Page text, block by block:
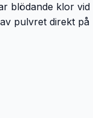
blödande klor vid
pulvret direkt på